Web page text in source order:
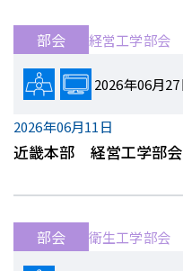
部会 経営工学部会
2026年06月
2026年06月11日
近畿本部 経営工学部
部会 衛生工学部会